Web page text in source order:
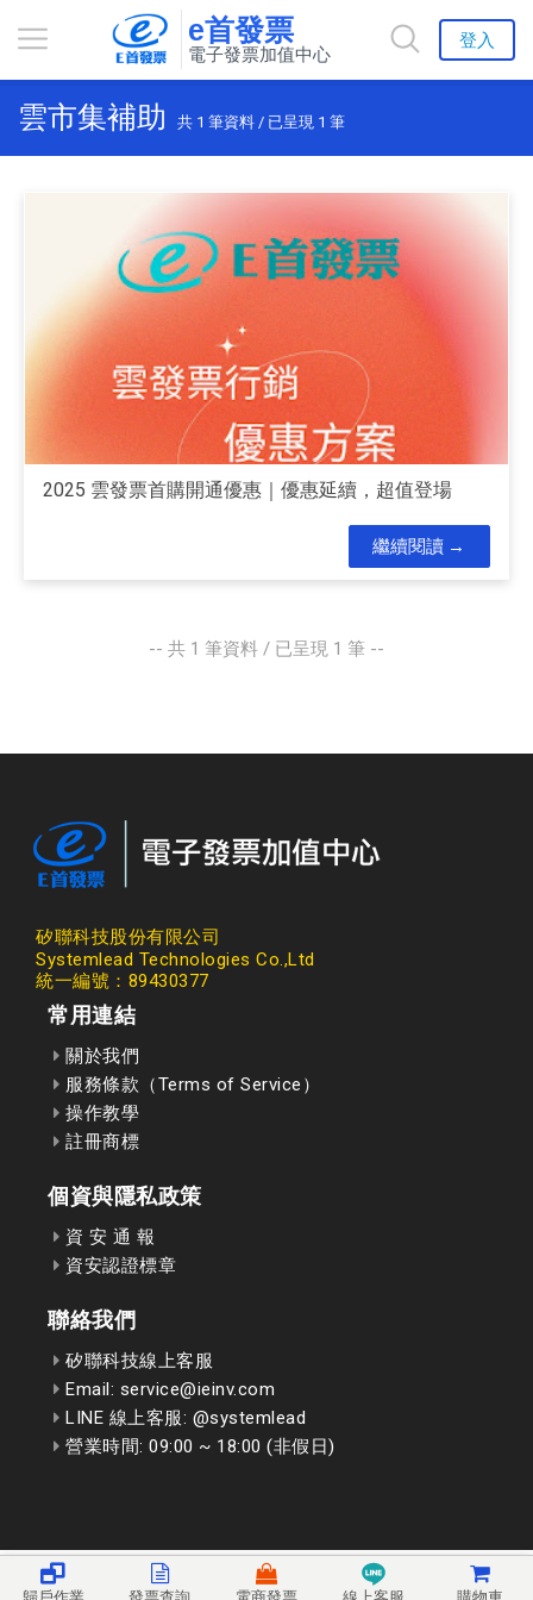
e首發票
電子發票加值中心
登入
雲市集補助 共 1 筆資料 / 已呈現 1 筆
2025 雲發票首購開通優惠｜優惠延續，超值登場
繼續閱讀
-- 共 1 筆資料 / 已呈現 1 筆 --
矽聯科技股份有限公司
Systemlead Technologies Co.,Ltd
統一編號：89430377
常用連結
關於我們
服務條款（Terms of Service）
操作教學
註冊商標
個資與隱私政策
資 安 通 報
資安認證標章
聯絡我們
矽聯科技線上客服
Email: service@ieinv.com
LINE 線上客服: @systemlead
營業時間: 09:00 ~ 18:00 (非假日)